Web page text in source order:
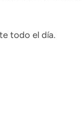
todo el día.